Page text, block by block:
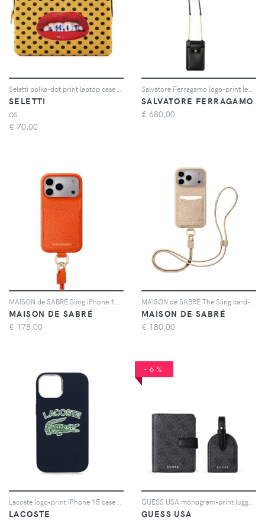
SELETTI
OS
€ 70,00
SALVATORE FERRAGAMO
€ 680,00
MAISON DE SABRÉ
€ 178,00
MAISON DE SABRÉ
€ 180,00
LACOSTE
-6%
GUESS USA